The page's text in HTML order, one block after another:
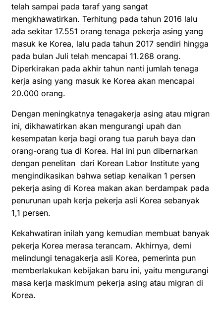
telah sampai pada taraf yang sangat
mengkhawatirkan. Terhitung pada tahun 2016 lalu
ada sekitar 17.551 orang tenaga pekerja asing yang
masuk ke Korea, lalu pada tahun 2017 sendiri hingga
pada bulan Juli telah mencapai 11.268 orang.
Diperkirakan pada akhir tahun nanti jumlah tenaga
kerja asing yang masuk ke Korea akan mencapai
20.000 orang.
Dengan meningkatnya tenagakerja asing atau migran
ini, dikhawatirkan akan mengurangi upah dan
kesempatan kerja bagi orang tua paruh baya dan
orang-orang tua di Korea. Hal ini pun dibernarkan
dengan penelitan dari Korean Labor Institute yang
mengindikasikan bahwa setiap kenaikan 1 persen
pekerja asing di Korea makan akan berdampak pada
penurunan upah kerja pekerja asli Korea sebanyak
1,1 persen.
Kekahwatiran inilah yang kemudian membuat banyak
pekerja Korea merasa terancam. Akhirnya, demi
melindungi tenagakerja asli Korea, pemerinta pun
memberlakukan kebijakan baru ini, yaitu mengurangi
masa kerja maskimum pekerja asing atau migran di
Korea.